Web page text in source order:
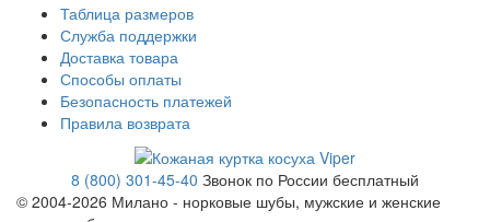
Таблица размеров
Служба поддержки
Доставка товара
Способы оплаты
Безопасность платежей
Правила возврата
8 (800) 301-45-40 Звонок по России бесплатный
© 2004-2026 Милано - норковые шубы, мужские и женские